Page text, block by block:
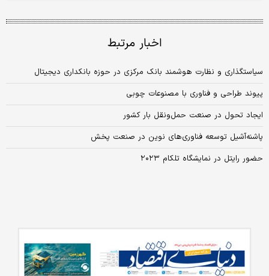
اخبار مرتبط
سیاستگذاری و نظارت هوشمند بانک مرکزی در حوزه بانکداری دیجیتال
پیوند طراحی و فناوری با مصنوعات چوبی
ایجاد تحول در صنعت حمل‌ونقل بار کشور
پاشنه‌آشیل توسعه فناوری‌های نوین در صنعت پخش
حضور رایتل در نمایشگاه تلکام ۲۰۲۳